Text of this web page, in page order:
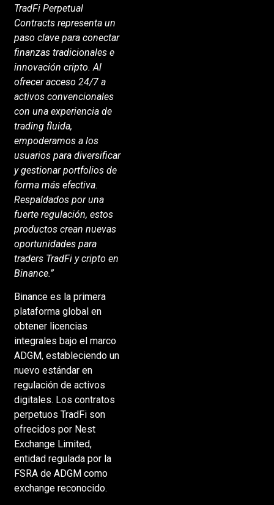
TradFi Perpetual
Contracts representa un
paso clave para conectar
finanzas tradicionales e
innovación cripto. Al
ofrecer acceso 24/7 a
activos convencionales
con una experiencia de
trading fluida,
empoderamos a los
usuarios para diversificar
y gestionar portfolios de
forma más efectiva.
Respaldados por una
fuerte regulación, estos
productos crean nuevas
oportunidades para
traders TradFi y cripto en
Binance.”
Binance es la primera
plataforma global en
obtener licencias
integrales bajo el marco
ADGM, estableciendo un
nuevo estándar en
regulación de activos
digitales. Los contratos
perpetuos TradFi son
ofrecidos por Nest
Exchange Limited,
entidad regulada por la
FSRA de ADGM como
exchange reconocido.